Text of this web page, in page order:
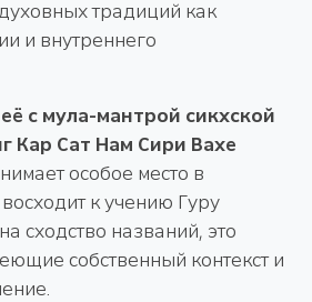
традиций как
и внутреннего
с мула-мантрой сикхской
Кар Сат Нам Сири Вахе
особое место в
к учению Гуру
сходство названий, это
собственный контекст и